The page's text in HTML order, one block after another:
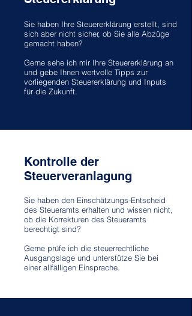
Sie haben Ihre Steuererklärung erstellt, sind
sich aber nicht sicher, ob Sie alle Abzüge
gemacht haben?
Gerne sehe ich mir Ihre Steuererklärung an
und gebe Ihnen wertvolle Tipps zur
vorliegenden Steuererklärung und Inputs
für die Zukunft.
Kontrolle der
Steuerveranlagung
Sie haben den Einschätzungs-Entscheid
des Steueramts erhalten und wissen nicht,
ob die Korrekturen des Steueramts
berechtigt sind?
Gerne prüfe ich die steuerrechtliche
Ausgangslage und unterstütze Sie bei
einer allfälligen Einsprache.